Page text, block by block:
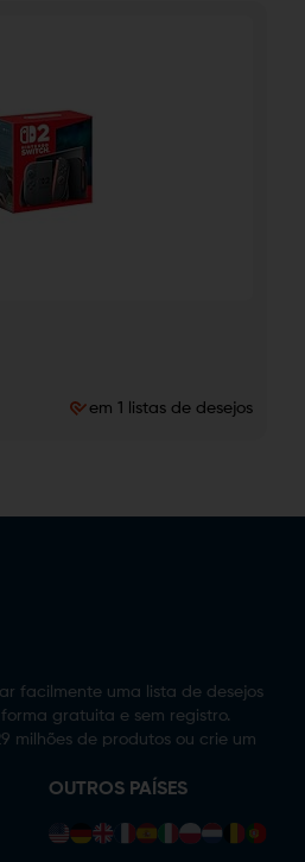
em 1 listas de desejos
facilmente uma lista de desejos
gratuita e sem registro.
milhões de produtos ou crie um
OUTROS PAÍSES